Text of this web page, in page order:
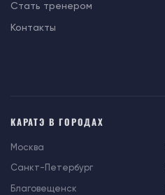
Стать тренером
Контакты
КАРАТЭ В ГОРОДАХ
Москва
Санкт-Петербург
Благовещенск